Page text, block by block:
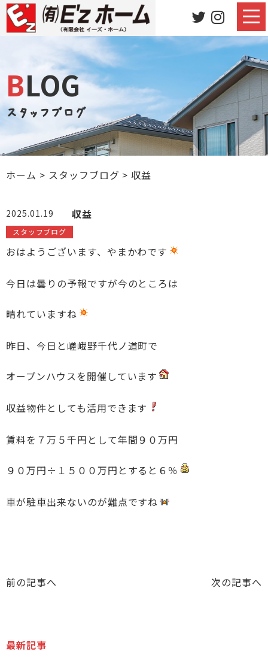
BLOG
スタッフブログ
ホーム > スタッフブログ >収益
2025.01.19 収益
スタッフブログ
おはようございます、やまかわです
今日は曇りの予報ですが今のところは
晴れていますね
昨日、今日と嵯峨野千代ノ道町で
オープンハウスを開催しています
収益物件としても活用できます
賃料を７万５千円として年間９０万円
９０万円÷１５００万円とすると６％
車が駐車出来ないのが難点ですね
前の記事へ 次の記事へ
最新記事